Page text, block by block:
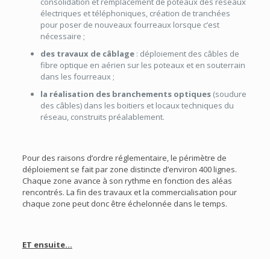
électriques et téléphoniques, création de tranchées
pour poser de nouveaux fourreaux lorsque c’est
nécessaire ;
des travaux de câblage: déploiement des câbles de
fibre optique en aérien sur les poteaux et en souterrain
dans les fourreaux ;
la réalisation des branchements optiques(soudure
des câbles) dans les boitiers et locaux techniques du
réseau, construits préalablement.
Pour des raisons d’ordre réglementaire, le périmètre de
déploiement se fait par zone distincte d’environ 400 lignes.
Chaque zone avance à son rythme en fonction des aléas
rencontrés. La fin des travaux et la commercialisation pour
chaque zone peut donc être échelonnée dans le temps.
ET ensuite…